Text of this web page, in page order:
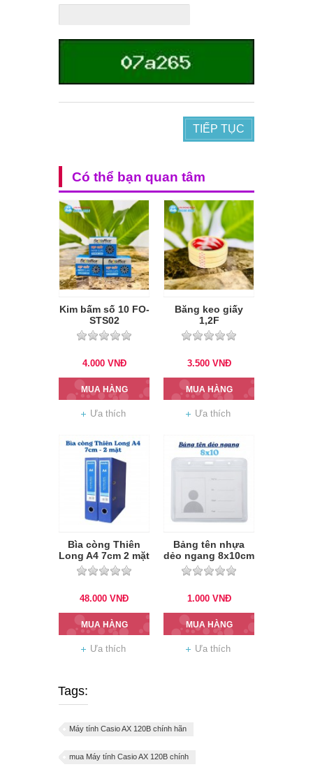
TIẾP TỤC
Có thể bạn quan tâm
Kim bấm số 10 FO-
STS02
4.000 VNĐ
MUA HÀNG
Ưa thích
Băng keo giấy
1,2F
3.500 VNĐ
MUA HÀNG
Ưa thích
Bìa còng Thiên
Long A4 7cm 2 mặt
si
48.000 VNĐ
MUA HÀNG
Ưa thích
Bảng tên nhựa
dẻo ngang 8x10cm
1.000 VNĐ
MUA HÀNG
Ưa thích
Tags:
Máy tính Casio AX 120B chính hãn
mua Máy tính Casio AX 120B chính